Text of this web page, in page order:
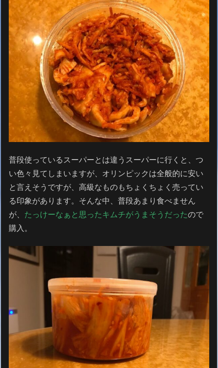
普段使っているスーパーとは違うスーパーに行くと、つ
い色々見てしまいますが、オリンピックは全般的に安い
と言えそうですが、高級なものもちょくちょく売ってい
る印象があります。そんな中、普段あまり食べません
が、 たっけーなぁと思ったキムチがうまそうだったので
購入。